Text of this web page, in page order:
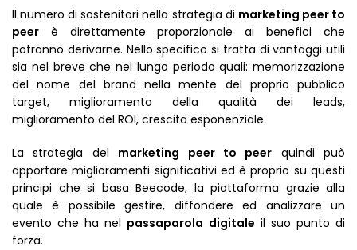
Il numero di sostenitori nella strategia di marketing peer to
peer è direttamente proporzionale ai benefici che
potranno derivarne. Nello specifico si tratta di vantaggi utili
sia nel breve che nel lungo periodo quali: memorizzazione
del nome del brand nella mente del proprio pubblico
target, miglioramento della qualità dei leads,
miglioramento del ROI, crescita esponenziale.
La strategia del marketing peer to peer quindi può
apportare miglioramenti significativi ed è proprio su questi
principi che si basa Beecode, la piattaforma grazie alla
quale è possibile gestire, diffondere ed analizzare un
evento che ha nel passaparola digitale il suo punto di
forza.